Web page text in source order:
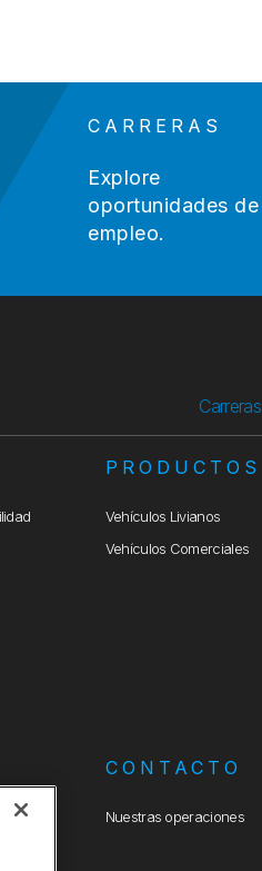
CARRERAS
Explore
oportunidades de
empleo.
Carreras
PRODUCTOS
Vehículos Livianos
Vehículos Comerciales
CONTACTO
Nuestras operaciones